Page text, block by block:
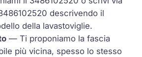
descrivendo il
della lavastoviglie.
— Ti proponiamo la fascia
più vicina, spesso lo stesso